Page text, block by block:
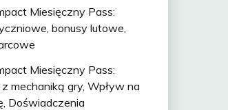
Miesięczny Pass:
bonusy lutowe,
Miesięczny Pass:
mechaniką gry, Wpływ na
Doświadczenia